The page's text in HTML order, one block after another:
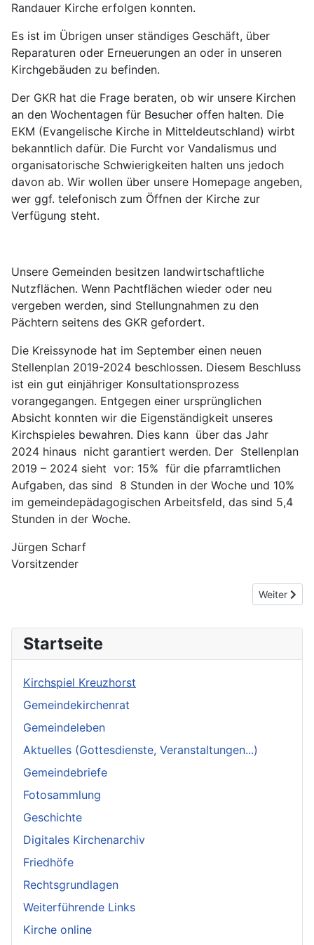
Startseite
Kirchspiel Kreuzhorst
Gemeindekirchenrat
Gemeindeleben
Aktuelles (Gottesdienste, Veranstaltungen...)
Gemeindebriefe
Fotosammlung
Geschichte
Digitales Kirchenarchiv
Friedhöfe
Rechtsgrundlagen
Weiterführende Links
Kirche online
Randauer Kirche erfolgen konnten.
Es ist im Übrigen unser ständiges Geschäft, über
Reparaturen oder Erneuerungen an oder in unseren
Kirchgebäuden zu befinden.
Der GKR hat die Frage beraten, ob wir unsere Kirchen
an den Wochentagen für Besucher offen halten. Die
EKM (Evangelische Kirche in Mitteldeutschland) wirbt
bekanntlich dafür. Die Furcht vor Vandalismus und
organisatorische Schwierigkeiten halten uns jedoch
davon ab. Wir wollen über unsere Homepage angeben,
wer ggf. telefonisch zum Öffnen der Kirche zur
Verfügung steht.
Unsere Gemeinden besitzen landwirtschaftliche
Nutzflächen. Wenn Pachtflächen wieder oder neu
vergeben werden, sind Stellungnahmen zu den
Pächtern seitens des GKR gefordert.
Die Kreissynode hat im September einen neuen
Stellenplan 2019-2024 beschlossen. Diesem Beschluss
ist ein gut einjähriger Konsultationsprozess
vorangegangen. Entgegen einer ursprünglichen
Absicht konnten wir die Eigenständigkeit unseres
Kirchspieles bewahren. Dies kann über das Jahr
2024 hinaus nicht garantiert werden. Der Stellenplan
2019 – 2024 sieht vor: 15% für die pfarramtlichen
Aufgaben, das sind 8 Stunden in der Woche und 10%
im gemeindepädagogischen Arbeitsfeld, das sind 5,4
Stunden in der Woche.
Jürgen Scharf
Vorsitzender
Nächster
Weiter